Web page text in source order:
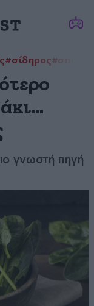
#σίδηρος
γνωστή πηγή